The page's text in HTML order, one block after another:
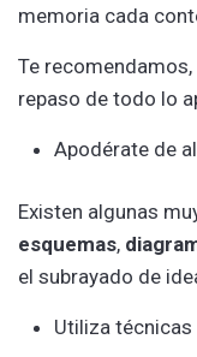
memoria cada
Te recomendamos,
repaso de todo lo
Apodérate de
Existen algunas
esquemas,
el subrayado de
Utiliza